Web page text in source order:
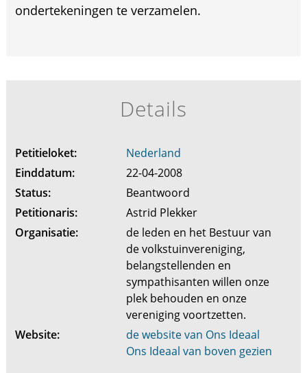
ondertekeningen te verzamelen.
Details
Petitieloket:
Nederland
Einddatum:
22-04-2008
Status:
Beantwoord
Petitionaris:
Astrid Plekker
Organisatie:
de leden en het Bestuur van
de volkstuinvereniging,
belangstellenden en
sympathisanten willen onze
plek behouden en onze
vereniging voortzetten.
Website:
de website van Ons Ideaal
Ons Ideaal van boven gezien